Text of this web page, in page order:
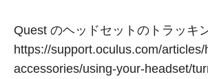
Quest のヘッドセットのトラッキ
https://support.oculus.com/
accessories/using-your-headset/